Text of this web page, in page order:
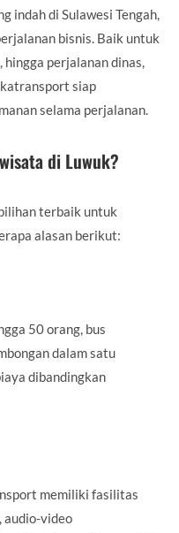
indah di Sulawesi Tengah,
bisnis. Baik untuk
perjalanan dinas,
siap
selama perjalanan.
di Luwuk?
terbaik untuk
alasan berikut:
50 orang, bus
dalam satu
dibandingkan
memiliki fasilitas
audio-video